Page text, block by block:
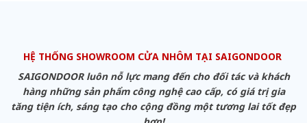
HỆ THỐNG SHOWROOM CỬA NHÔM TẠI SAIGONDOOR
SAIGONDOOR luôn nỗ lực mang đến cho đối tác và khách
hàng những sản phẩm công nghệ cao cấp, có giá trị gia
tăng tiện ích, sáng tạo cho cộng đồng một tương lai tốt đẹp